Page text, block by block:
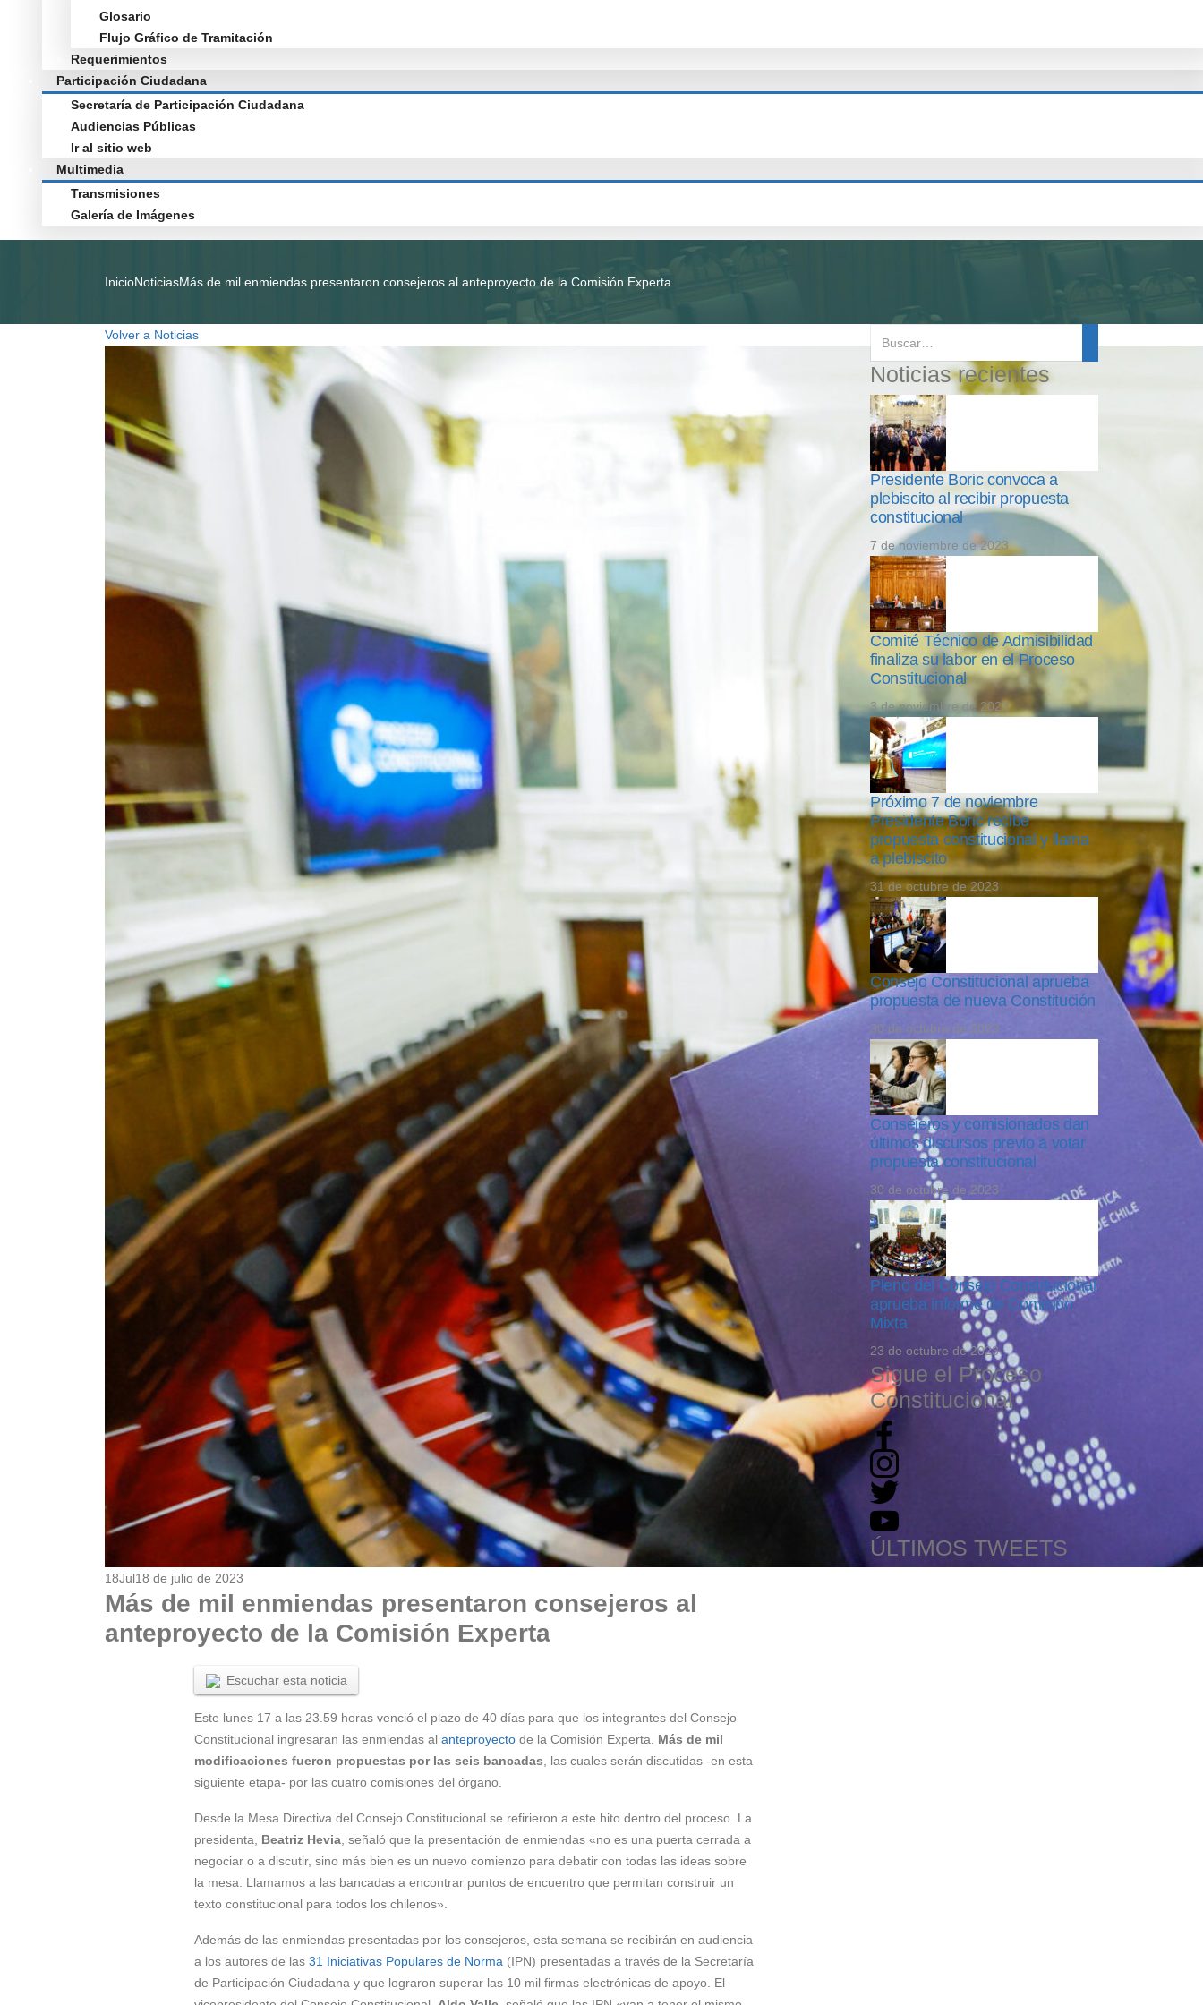
Glosario
Flujo Gráfico de Tramitación
Requerimientos
Participación Ciudadana
Secretaría de Participación Ciudadana
Audiencias Públicas
Ir al sitio web
Multimedia
Transmisiones
Galería de Imágenes
InicioNoticiasMás de mil enmiendas presentaron consejeros al anteproyecto de la Comisión Experta
Volver a Noticias
18Jul18 de julio de 2023
Más de mil enmiendas presentaron consejeros al
anteproyecto de la Comisión Experta
Escuchar esta noticia
Este lunes 17 a las 23.59 horas venció el plazo de 40 días para que los integrantes del Consejo
Constitucional ingresaran las enmiendas al anteproyecto de la Comisión Experta. Más de mil
modificaciones fueron propuestas por las seis bancadas, las cuales serán discutidas -en esta
siguiente etapa- por las cuatro comisiones del órgano.
Desde la Mesa Directiva del Consejo Constitucional se refirieron a este hito dentro del proceso. La
presidenta, Beatriz Hevia, señaló que la presentación de enmiendas «no es una puerta cerrada a
negociar o a discutir, sino más bien es un nuevo comienzo para debatir con todas las ideas sobre
la mesa. Llamamos a las bancadas a encontrar puntos de encuentro que permitan construir un
texto constitucional para todos los chilenos».
Además de las enmiendas presentadas por los consejeros, esta semana se recibirán en audiencia
a los autores de las 31 Iniciativas Populares de Norma (IPN) presentadas a través de la Secretaría
de Participación Ciudadana y que lograron superar las 10 mil firmas electrónicas de apoyo. El
Noticias recientes
Presidente Boric convoca a
plebiscito al recibir propuesta
constitucional
7 de noviembre de 2023
Comité Técnico de Admisibilidad
finaliza su labor en el Proceso
Constitucional
3 de noviembre de 2023
Próximo 7 de noviembre
Presidente Boric recibe
propuesta constitucional y llama
a plebiscito
31 de octubre de 2023
Consejo Constitucional aprueba
propuesta de nueva Constitución
30 de octubre de 2023
Consejeros y comisionados dan
últimos discursos previo a votar
propuesta constitucional
30 de octubre de 2023
Pleno del Consejo Constitucional
aprueba informe de Comisión
Mixta
23 de octubre de 2023
Sigue el Proceso
Constitucional
ÚLTIMOS TWEETS